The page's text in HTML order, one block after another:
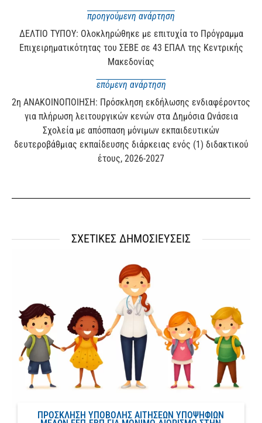
προηγούμενη ανάρτηση
ΔΕΛΤΙΟ ΤΥΠΟΥ: Ολοκληρώθηκε με επιτυχία το Πρόγραμμα
Επιχειρηματικότητας του ΣΕΒΕ σε 43 ΕΠΑΛ της Κεντρικής
Μακεδονίας
επόμενη ανάρτηση
2η ΑΝΑΚΟΙΝΟΠΟΙΗΣΗ: Πρόσκληση εκδήλωσης ενδιαφέροντος
για πλήρωση λειτουργικών κενών στα Δημόσια Ωνάσεια
Σχολεία με απόσπαση μόνιμων εκπαιδευτικών
δευτεροβάθμιας εκπαίδευσης διάρκειας ενός (1) διδακτικού
έτους, 2026-2027
ΣΧΕΤΙΚΕΣ ΔΗΜΟΣΙΕΥΣΕΙΣ
ΠΡΟΣΚΛΗΣΗ ΥΠΟΒΟΛΗΣ ΑΙΤΗΣΕΩΝ ΥΠΟΨΗΦΙΩΝ